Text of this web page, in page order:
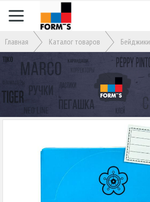
Главная Кaталог товаров Бейджики